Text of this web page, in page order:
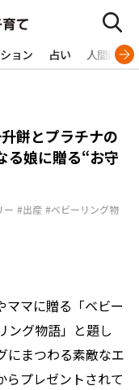
ョン 占い 人間関係
餅とプラチナの
る娘に贈る“お守
ー #出産 #ベビーリング物
ママに贈る「ベビー
ング物語」と題し
にまつわる素敵なエ
らプレゼントされて